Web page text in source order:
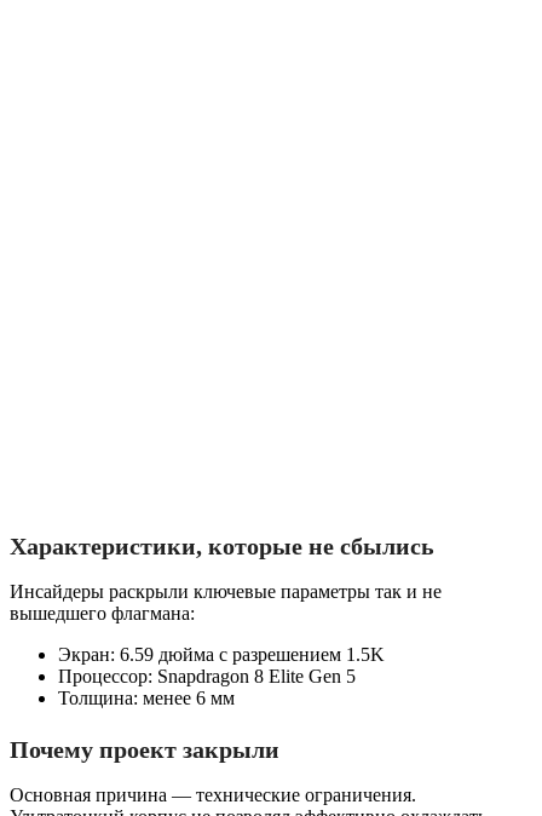
Характеристики, которые не сбылись
Инсайдеры раскрыли ключевые параметры так и не
вышедшего флагмана:
Экран: 6.59 дюйма с разрешением 1.5K
Процессор: Snapdragon 8 Elite Gen 5
Толщина: менее 6 мм
Почему проект закрыли
Основная причина — технические ограничения.